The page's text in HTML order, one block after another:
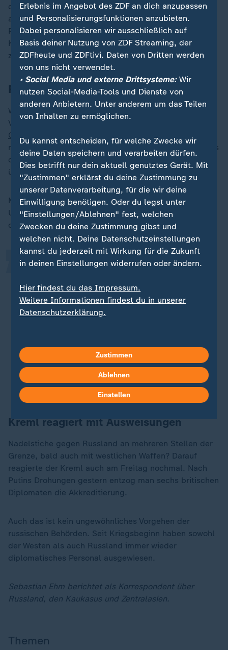
die Kameras des Staatsfernsehens inszeniert er sich
als Kümmerer. So trifft er in der Nähe von St.
Petersburg einen russischen Offizier, der in der Region
Kursk verletzt worden ist. Er will seinen Bürgern
zeigen, er hat alles im Griff.
Russland meldet Erfolge in Kursk
Währenddessen vermeldet das russische
Verteidigungsministerium
Gegenoffensive in der Region Kursk
. Zehn Dörfer habe
man zurückerobert und viele Gefangene gemacht. Was
davon stimmt und was nicht, lässt sich nur schwer
überprüfen.
Militär-Experte Nico Lange ist sich sicher, dass die
Ukraine einen russischen Angriff erwartet hat und
dementsprechend reagiert.
Was man sieht, ist, dass die Ukraine
weiter reagieren wird,
möglicherweise an anderen Stellen
hin, dass die Ukraine sich jetzt auf
ein disruptives Vorgehen verlegt.
„
Nico Lange, Militärexperte
Kreml reagiert mit Ausweisungen
Nadelstiche gegen Russland an mehreren Stellen der
Grenze, bald auch mit westlichen Waffen? Darauf
reagierte der Kreml auch am Freitag nochmal. Nach
Putins Drohungen gestern entzog man sechs britischen
Diplomaten die Akkreditierung.
Auch das ist kein ungewöhnliches Vorgehen der
russischen Behörden. Seit Kriegsbeginn haben sowohl
der Westen als auch Russland immer wieder
diplomatisches Personal ausgewiesen.
Sebastian Ehm berichtet als Korrespondent über
Russland, den Kaukasus und Zentralasien.
Themen
Erlebnis im Angebot des ZDF an dich anzupassen
und Personalisierungsfunktionen anzubieten.
Dabei personalisieren wir ausschließlich auf
Basis deiner Nutzung von ZDF Streaming, der
ZDFheute und ZDFtivi. Daten von Dritten werden
von uns nicht verwendet.
• Social Media und externe Drittsysteme:Wir
nutzen Social-Media-Tools und Dienste von
anderen Anbietern. Unter anderem um das Teilen
von Inhalten zu ermöglichen.
Du kannst entscheiden, für welche Zwecke wir
deine Daten speichern und verarbeiten dürfen.
Dies betrifft nur dein aktuell genutztes Gerät. Mit
"Zustimmen" erklärst du deine Zustimmung zu
unserer Datenverarbeitung, für die wir deine
Einwilligung benötigen. Oder du legst unter
"Einstellungen/Ablehnen" fest, welchen
Zwecken du deine Zustimmung gibst und
welchen nicht. Deine Datenschutzeinstellungen
kannst du jederzeit mit Wirkung für die Zukunft
in deinen Einstellungen widerrufen oder ändern.
Hier findest du das Impressum.
Weitere Informationen findest du in unserer
Datenschutzerklärung.
Zustimmen
Ablehnen
Einstellen